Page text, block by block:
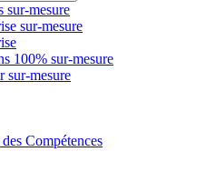
sur-mesure
sur-mesure
100% sur-mesure
sur-mesure
Compétences